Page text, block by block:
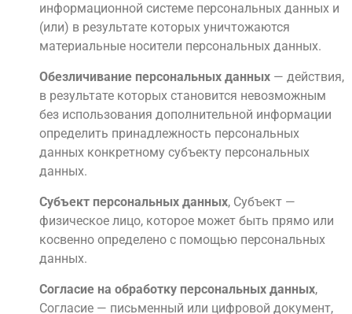
информационной системе персональных данных и
(или) в результате которых уничтожаются
материальные носители персональных данных.
Обезличивание персональных данных — действия,
в результате которых становится невозможным
без использования дополнительной информации
определить принадлежность персональных
данных конкретному субъекту персональных
данных.
Субъект персональных данных, Субъект —
физическое лицо, которое может быть прямо или
косвенно определено с помощью персональных
данных.
Согласие на обработку персональных данных,
Согласие — письменный или цифровой документ,